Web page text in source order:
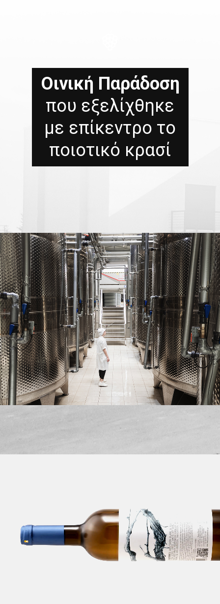
Οινική Παράδοση
που εξελίχθηκε
με επίκεντρο το
ποιοτικό κρασί